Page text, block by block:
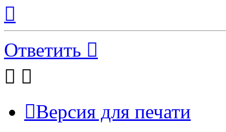
началу
Ответить
Версия для печати